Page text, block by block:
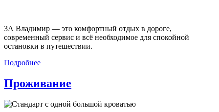
3А Владимир — это комфортный отдых в дороге,
современный сервис и всё необходимое для спокойной
остановки в путешествии.
Подробнее
Проживание